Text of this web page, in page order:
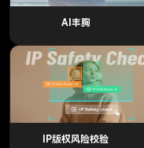
AI丰胸
IP版权风险校验